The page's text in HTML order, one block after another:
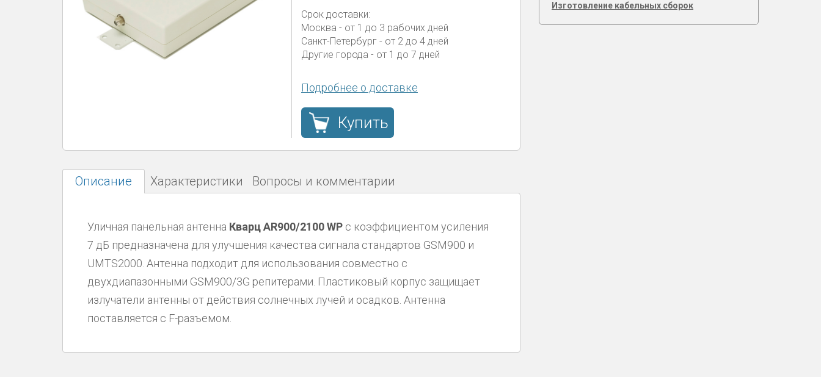
Срок доставки:
Москва - от 1 до 3 рабочих дней
Санкт-Петербург - от 2 до 4 дней
Другие города - от 1 до 7 дней
Подробнее о доставке
Купить
Описание Характеристики Вопросы и комментарии
Уличная панельная антенна Кварц AR900/2100 WP с коэффициентом усиления
7 дБ предназначена для улучшения качества сигнала стандартов GSM900 и
UMTS2000. Антенна подходит для использования совместно с
двухдиапазонными GSM900/3G репитерами. Пластиковый корпус защищает
излучатели антенны от действия солнечных лучей и осадков. Антенна
поставляется с F-разъемом.
Изготовление кабельных сборок